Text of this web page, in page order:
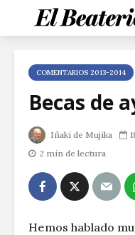
COMENTARIOS 2013-2014
Becas de
Iñaki de Mujika
2 min de lectura
Hemos hablado